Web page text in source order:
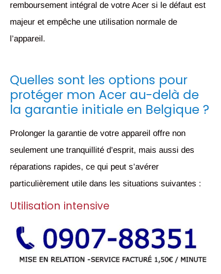
remboursement intégral de votre Acer si le défaut est
majeur et empêche une utilisation normale de
l’appareil.
Quelles sont les options pour
protéger mon Acer au-delà de
la garantie initiale en Belgique ?
Prolonger la garantie de votre appareil offre non
seulement une tranquillité d’esprit, mais aussi des
réparations rapides, ce qui peut s’avérer
particulièrement utile dans les situations suivantes :
Utilisation intensive